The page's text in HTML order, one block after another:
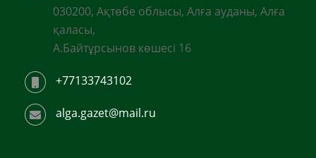
030200, Ақтөбе облысы, Алға ауданы, Алға
қаласы,
А.Байтұрсынов көшесі 16
+77133743102
alga.gazet@mail.ru